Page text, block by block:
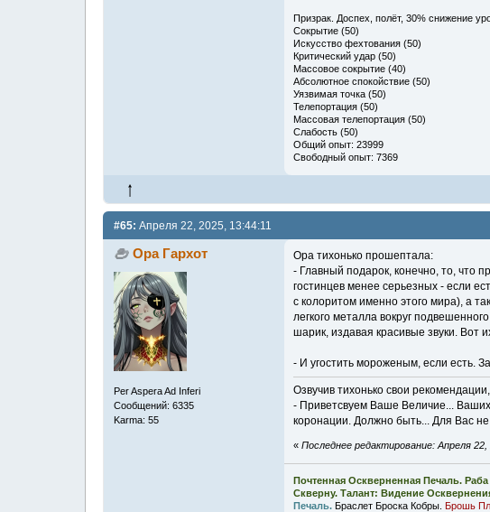
Призрак. Доспех, полёт, 30% снижение
Сокрытие (50)
Искусство фехтования (50)
Критический удар (50)
Массовое сокрытие (40)
Абсолютное спокойствие (50)
Уязвимая точка (50)
Телепортация (50)
Массовая телепортация (50)
Слабость (50)
Общий опыт: 23999
Свободный опыт: 7369
#65: Апреля 22, 2025, 13:44:11
Ора Гархот
Per Aspera Ad Inferi
Сообщений: 6335
Karma: 55
Ора тихонько прошептала:
- Главный подарок, конечно, то, что
гостинцев менее серьезных - если
с колоритом именно этого мира), а
легкого металла вокруг
шарик, издавая красивые звуки. Вот
- И угостить мороженым, если есть.
Озвучив тихонько свои
- Приветсвуем Ваше Величие...
коронации. Должно быть... Для Вас
«Последнее редактирование: Апреля
Почтенная Оскверненная Печаль.
Скверну. Талант: Видение
Печаль. Браслет Броска Кобры.Брошь